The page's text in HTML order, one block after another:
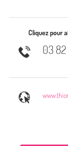
Cliquez pour
03 82